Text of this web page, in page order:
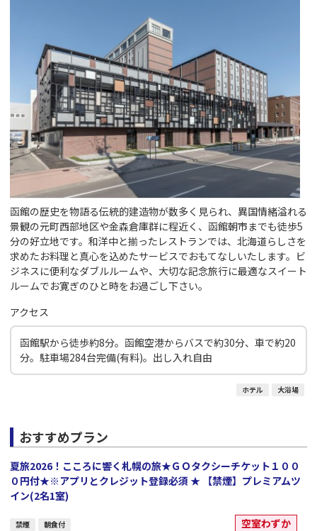
函館の歴史を物語る伝統的建造物が数多く見られ、異国情緒溢れる
景観の元町西部地区や金森倉庫群に程近く、函館朝市までも徒歩5
分の好立地です。和洋中と揃ったレストランでは、北海道らしさを
求めたお料理と真心を込めたサービスでおもてなしいたします。ビ
ジネスに便利なダブルルームや、大切な記念旅行に最適なスイート
ルームでお寛ぎのひと時をお過ごし下さい。
アクセス
函館駅から徒歩約8分。函館空港からバスで約30分、車で約20
分。駐車場284台完備(有料)。出し入れ自由
ホテル 大浴場
おすすめプラン
夏旅2026！こころに響く札幌の旅★ＧＯタクシーチケット１００
０円付★※アプリとクレジット登録必須 ★ 【禁煙】プレミアムツ
イン(2名1室)
禁煙 朝食付 空室わずか